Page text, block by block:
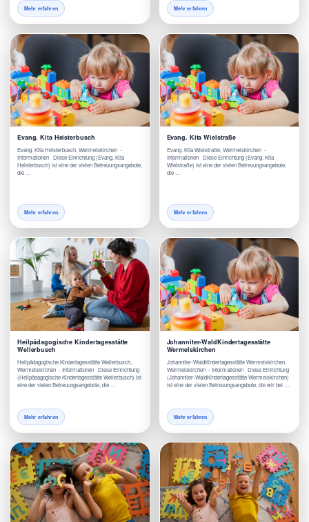
Mehr erfahren Mehr erfahren
Evang. Kita Heisterbusch
Evang. Kita Heisterbusch, Wermelskirchen -
Informationen Diese Einrichtung (Evang. Kita
Heisterbusch) ist eine der vielen Betreuungsangebote,
die …
Mehr erfahren
Evang. Kita Wielstraße
Evang. Kita Wielstraße, Wermelskirchen -
Informationen Diese Einrichtung (Evang. Kita
Wielstraße) ist eine der vielen Betreuungsangebote,
die …
Mehr erfahren
Heilpädagogische Kindertagesstätte
Wellerbusch
Heilpädagogische Kindertagesstätte Wellerbusch,
Wermelskirchen - Informationen Diese Einrichtung
(Heilpädagogische Kindertagesstätte Wellerbusch) ist
eine der vielen Betreuungsangebote, die …
Mehr erfahren
Johanniter-WaldKindertagesstätte
Wermelskirchen
Johanniter-WaldKindertagesstätte Wermelskirchen,
Wermelskirchen - Informationen Diese Einrichtung
(Johanniter-WaldKindertagesstätte Wermelskirchen)
ist eine der vielen Betreuungsangebote, die wir bei …
Mehr erfahren